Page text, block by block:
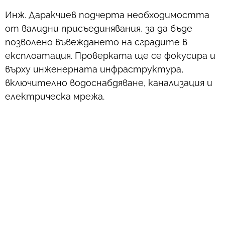
Инж. Даракчиев подчерта необходимостта
от валидни присъединявания, за да бъде
позволено въвеждането на сградите в
експлоатация. Проверката ще се фокусира и
върху инженерната инфраструктура,
включително водоснабдяване, канализация и
електрическа мрежа.